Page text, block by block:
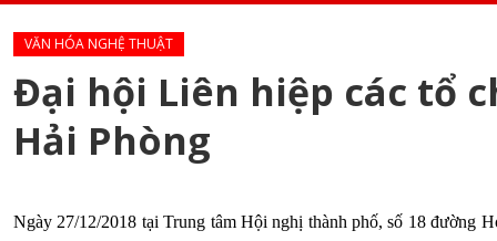
VĂN HÓA NGHỆ THUẬT
Đại hội Liên hiệp các tổ
Hải Phòng
Ngày 27/12/2018 tại Trung tâm Hội nghị thành phố, số 18 đường